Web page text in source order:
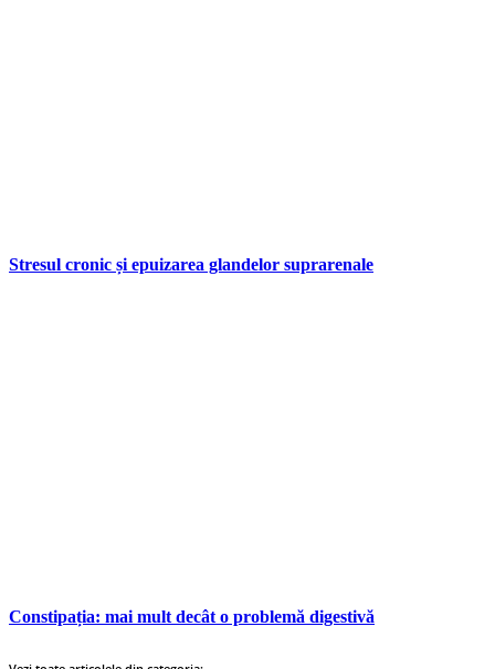
Stresul cronic și epuizarea glandelor suprarenale
Constipația: mai mult decât o problemă digestivă